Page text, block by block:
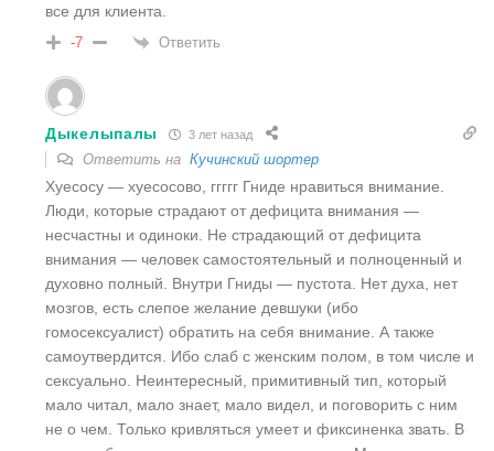
все для клиента.
-7 Ответить
Дыкелыпалы 3 лет назад
Ответить на Кучинский шортер
Хуесосу — хуесосово, ггггг Гниде нравиться внимание.
Люди, которые страдают от дефицита внимания —
несчастны и одиноки. Не страдающий от дефицита
внимания — человек самостоятельный и полноценный и
духовно полный. Внутри Гниды — пустота. Нет духа, нет
мозгов, есть слепое желание девшуки (ибо
гомосексуалист) обратить на себя внимание. А также
самоутвердится. Ибо слаб с женским полом, в том числе и
сексуально. Неинтересный, примитивный тип, который
мало читал, мало знает, мало видел, и поговорить с ним
не о чем. Только кривляться умеет и фиксиненка звать. В